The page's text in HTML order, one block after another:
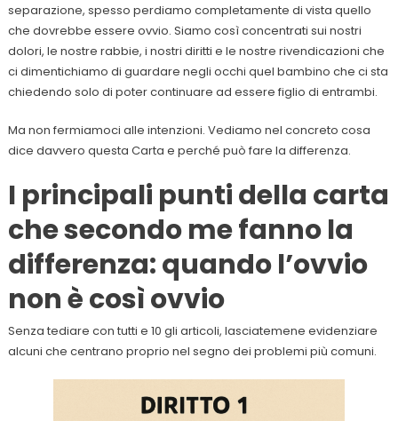
separazione, spesso perdiamo completamente di vista quello
che dovrebbe essere ovvio. Siamo così concentrati sui nostri
dolori, le nostre rabbie, i nostri diritti e le nostre rivendicazioni che
ci dimentichiamo di guardare negli occhi quel bambino che ci sta
chiedendo solo di poter continuare ad essere figlio di entrambi.
Ma non fermiamoci alle intenzioni. Vediamo nel concreto cosa
dice davvero questa Carta e perché può fare la differenza.
I principali punti della carta
che secondo me fanno la
differenza: quando l’ovvio
non è così ovvio
Senza tediare con tutti e 10 gli articoli, lasciatemene evidenziare
alcuni che centrano proprio nel segno dei problemi più comuni.